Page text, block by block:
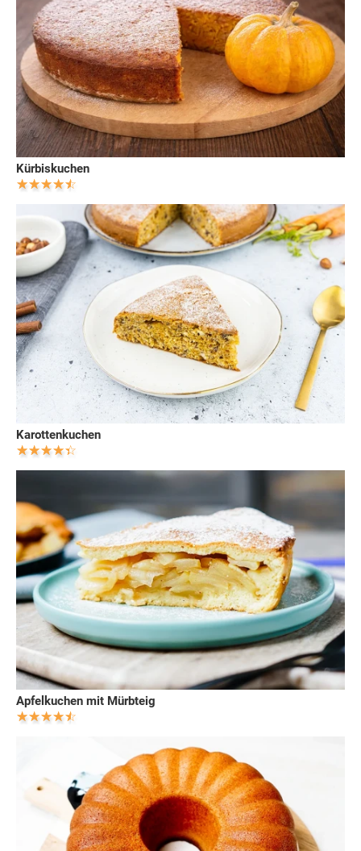
Kürbiskuchen
Karottenkuchen
Apfelkuchen mit Mürbteig